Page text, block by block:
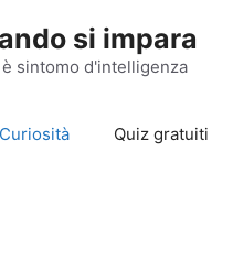
si impara
sintomo d'intelligenza
Curiosità Quiz gratuiti